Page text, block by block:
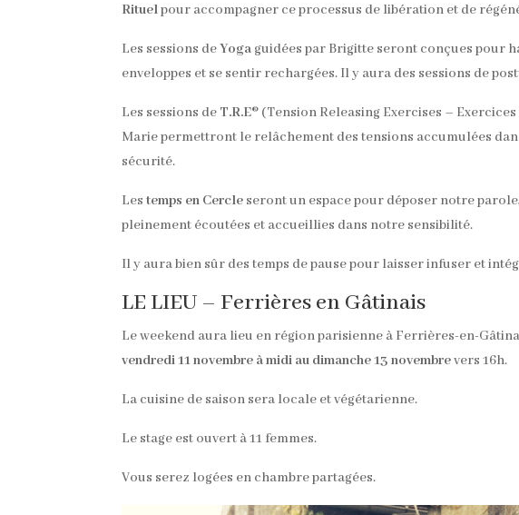
Rituelpour accompagner ce processus de libération et de
Les sessions deYoga guidées par Brigitte seront conçues pour
enveloppes et se sentir rechargées. Il y aura des sessions de
Les sessions de T.R.E® (Tension Releasing Exercises –
Marie permettront le relâchement des tensions accumulées
sécurité.
Lestemps en Cercle seront un espace pour déposer notre
pleinement écoutées et accueillies dans notre sensibilité.
Il y aura bien sûr des temps de pause pour laisser infuser et
LE LIEU – Ferrières en Gâtinais
Le weekend aura lieu en région parisienne à Ferrières-en-
vendredi 11 novembre à midi au dimanche 13 novembrevers 16h.
La cuisine de saison sera locale et végétarienne.
Le stage est ouvert à 11 femmes.
Vous serez logées en chambre partagées.